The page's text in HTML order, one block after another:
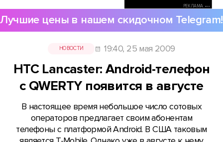
РЕКЛАМА •••
Лучшие цены в нашем скидочном Telegram!
НОВОСТИ 19:40, 25 мая 2009
HTC Lancaster: Android-телефон
с QWERTY появится в августе
В настоящее время небольшое число сотовых
операторов предлагает своим абонентам
телефоны с платформой Android. В США таковым